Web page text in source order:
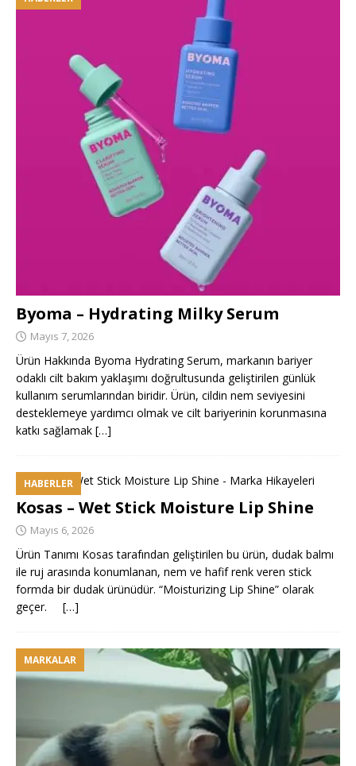
Byoma – Hydrating Milky Serum
Mayıs 7, 2026
Ürün Hakkında Byoma Hydrating Serum, markanın bariyer
odaklı cilt bakım yaklaşımı doğrultusunda geliştirilen günlük
kullanım serumlarından biridir. Ürün, cildin nem seviyesini
desteklemeye yardımcı olmak ve cilt bariyerinin korunmasına
katkı sağlamak […]
HABERLER
Kosas – Wet Stick Moisture Lip Shine
Mayıs 6, 2026
Ürün Tanımı Kosas tarafından geliştirilen bu ürün, dudak balmı
ile ruj arasında konumlanan, nem ve hafif renk veren stick
formda bir dudak ürünüdür. “Moisturizing Lip Shine” olarak
geçer. […]
MARKALAR